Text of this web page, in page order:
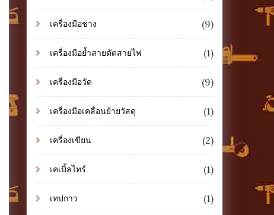
เครื่องมือช่าง (9)
เครื่องมือย้ำสายตัดสายไฟ (1)
เครื่องมือวัด (9)
เครื่องมือเคลื่อนย้ายวัสดุ (1)
เครื่องเขียน (2)
เคเบิ้ลไทร์ (1)
เทปกาว (1)